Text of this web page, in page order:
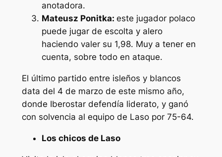
anotadora.
Mateusz Ponitka: este jugador polaco
puede jugar de escolta y alero
haciendo valer su 1,98. Muy a tener en
cuenta, sobre todo en ataque.
El último partido entre isleños y blancos
data del 4 de marzo de este mismo año,
donde Iberostar defendía liderato, y ganó
con solvencia al equipo de Laso por 75-64.
Los chicos de Laso